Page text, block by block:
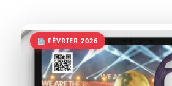
FÉVRIER 2026